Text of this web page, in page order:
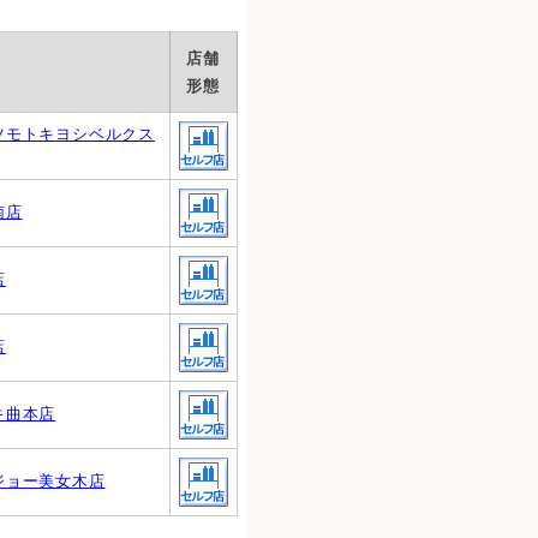
店舗
形態
トキヨシベルクス
店
曲本店
ョー美女木店